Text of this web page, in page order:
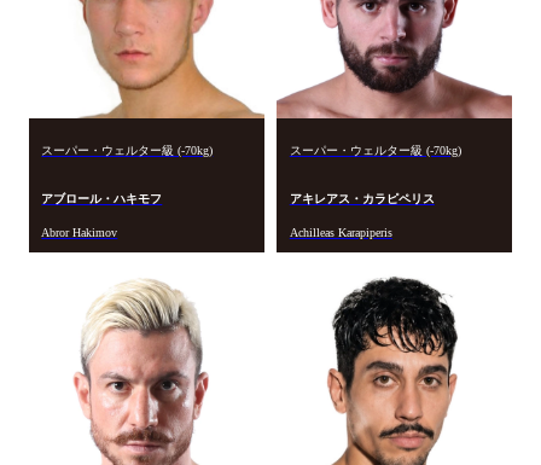
スーパー・ウェルター級 (-70kg)
アブロール・ハキモフ
Abror Hakimov
スーパー・ウェルター級 (-70kg)
アキレアス・カラピペリス
Achilleas Karapiperis